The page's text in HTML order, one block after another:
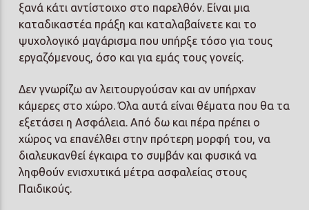
ξανά κάτι αντίστοιχο στο παρελθόν. Είναι μια
καταδικαστέα πράξη και καταλαβαίνετε και το
ψυχολογικό μαγάρισμα που υπήρξε τόσο για τους
εργαζόμενους, όσο και για εμάς τους γονείς.
Δεν γνωρίζω αν λειτουργούσαν και αν υπήρχαν
κάμερες στο χώρο. Όλα αυτά είναι θέματα που θα τα
εξετάσει η Ασφάλεια. Από δω και πέρα πρέπει ο
χώρος να επανέλθει στην πρότερη μορφή του, να
διαλευκανθεί έγκαιρα το συμβάν και φυσικά να
ληφθούν ενισχυτικά μέτρα ασφαλείας στους
Παιδικούς.